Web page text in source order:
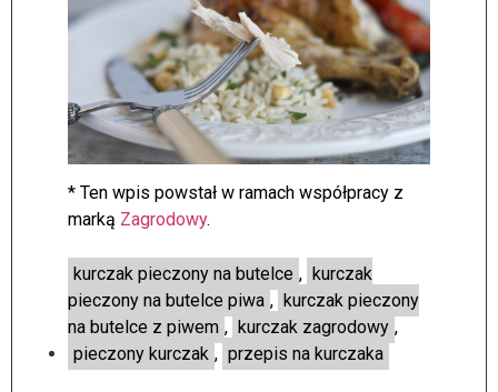
* Ten wpis powstał w ramach współpracy z
marką Zagrodowy.
kurczak pieczony na butelce , kurczak
pieczony na butelce piwa , kurczak pieczony
na butelce z piwem , kurczak zagrodowy ,
pieczony kurczak , przepis na kurczaka